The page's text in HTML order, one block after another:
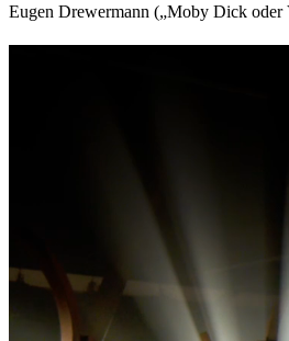
Eugen Drewermann („Moby Dick oder